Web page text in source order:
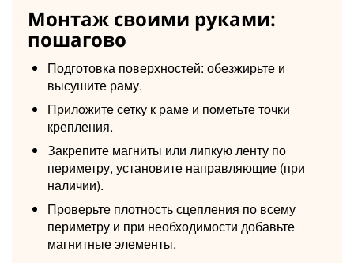
Монтаж своими руками:
пошагово
Подготовка поверхностей: обезжирьте и
высушите раму.
Приложите сетку к раме и пометьте точки
крепления.
Закрепите магниты или липкую ленту по
периметру, установите направляющие (при
наличии).
Проверьте плотность сцепления по всему
периметру и при необходимости добавьте
магнитные элементы.